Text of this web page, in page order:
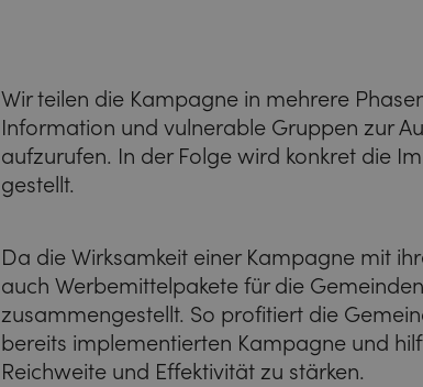
Wir teilen die Kampagne in mehrere
Information und vulnerable Gruppen zur
aufzurufen. In der Folge wird konkret die
gestellt.
Da die Wirksamkeit einer Kampagne mit
auch Werbemittelpakete für die
zusammengestellt. So profitiert die
bereits implementierten Kampagne und
Reichweite und Effektivität zu stärken.